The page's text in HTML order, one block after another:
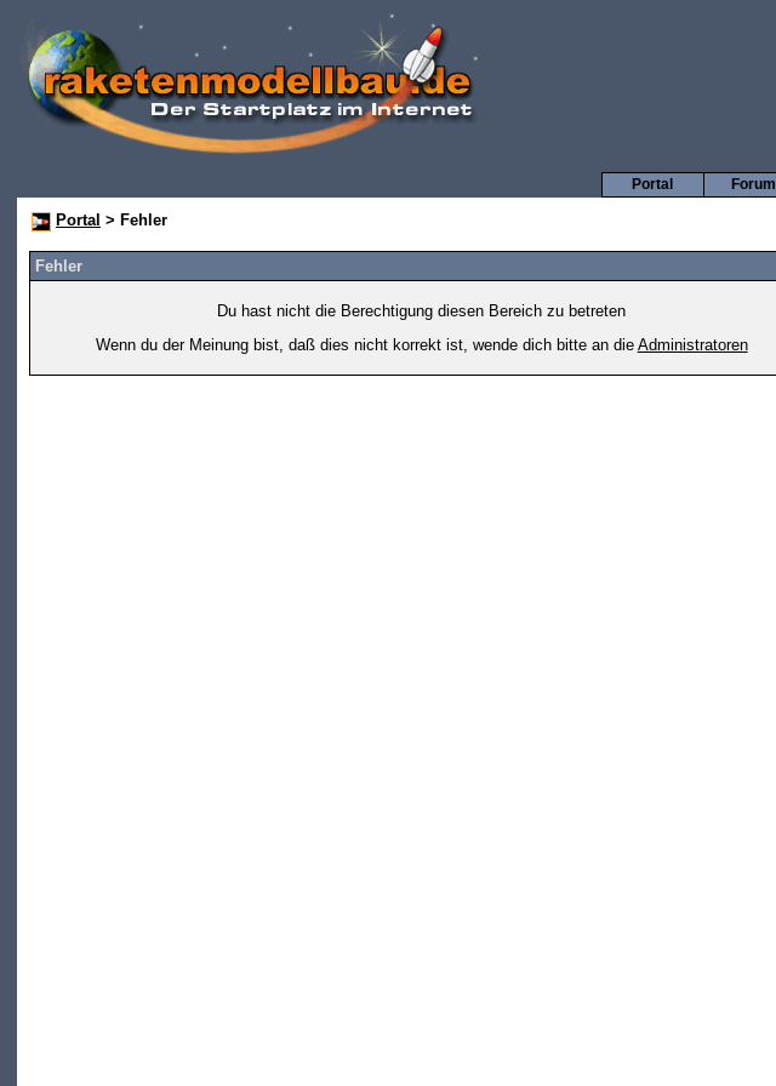
Forum
Portal
Portal > Fehler
Fehler
Du hast nicht die Berechtigung diesen Bereich zu betreten
Wenn du der Meinung bist, daß dies nicht korrekt ist, wende dich bitte an die Administratoren